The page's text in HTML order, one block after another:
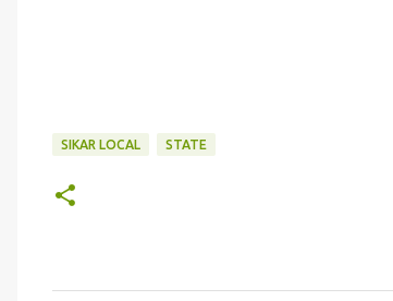
SIKAR LOCAL STATE